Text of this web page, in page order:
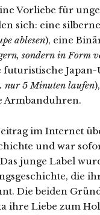
Vorliebe für
sich: eine
ablesen), eine
sondern in Form
nur 5 Minuten laufen
Armbanduhren.
im Internet
und war
junge Label
die
Die beiden
ihre Liebe zum